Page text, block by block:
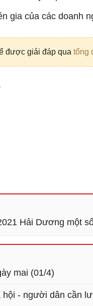
gia của các doanh
được giải đáp qua tổng
Hải Dương một
mai (01/4)
hội - người dân cần